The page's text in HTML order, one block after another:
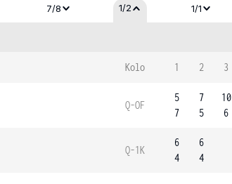
7/8 1/2 1/1
Kolo 1 2 3
Q-OF
5
7
7
5
10
6
Q-1K
6
4
6
4